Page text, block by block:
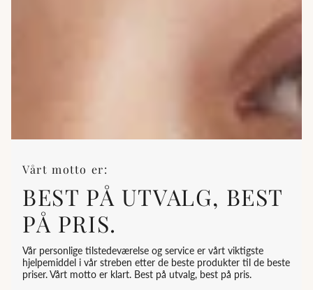
Vårt motto er:
BEST PÅ UTVALG, BEST
PÅ PRIS.
Vår personlige tilstedeværelse og service er vårt viktigste
hjelpemiddel i vår streben etter de beste produkter til de beste
priser. Vårt motto er klart. Best på utvalg, best på pris.